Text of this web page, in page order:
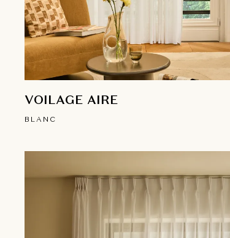
VOILAGE AIRE
BLANC